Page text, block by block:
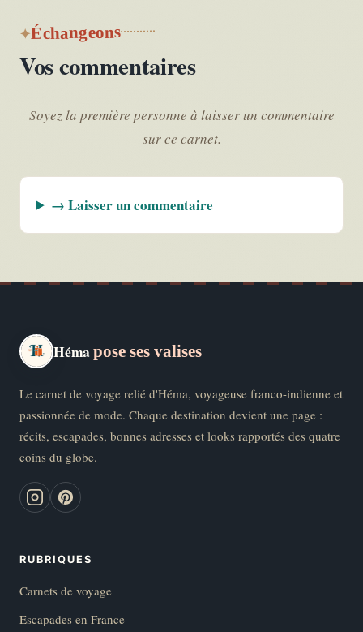
Échangeons
Vos commentaires
Soyez la première personne à laisser un commentaire
sur ce carnet.
→ Laisser un commentaire
Hémapose ses valises
Le carnet de voyage relié d'Héma, voyageuse franco-indienne et
passionnée de mode. Chaque destination devient une page :
récits, escapades, bonnes adresses et looks rapportés des quatre
coins du globe.
RUBRIQUES
Carnets de voyage
Escapades en France